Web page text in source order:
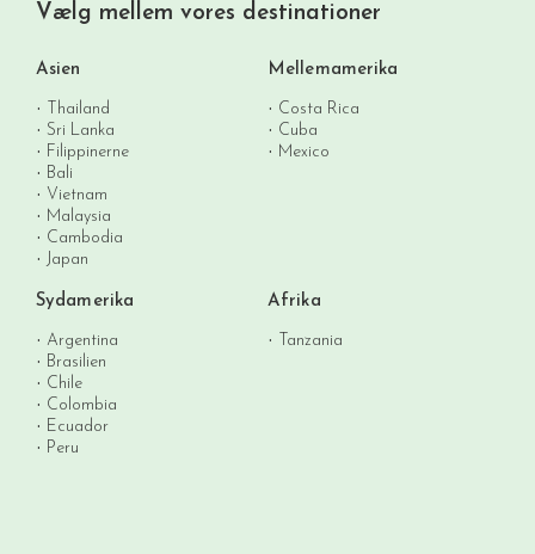
Vælg mellem vores destinationer
Asien
Thailand
Sri Lanka
Filippinerne
Bali
Vietnam
Malaysia
Cambodia
Japan
Mellemamerika
Costa Rica
Cuba
Mexico
Sydamerika
Argentina
Brasilien
Chile
Colombia
Ecuador
Peru
Afrika
Tanzania